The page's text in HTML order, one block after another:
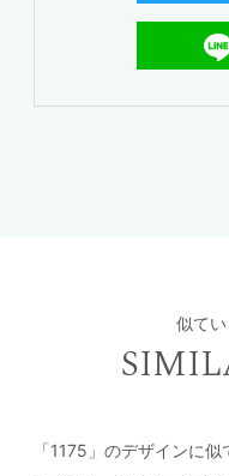
似て
「1175」のデザインに似